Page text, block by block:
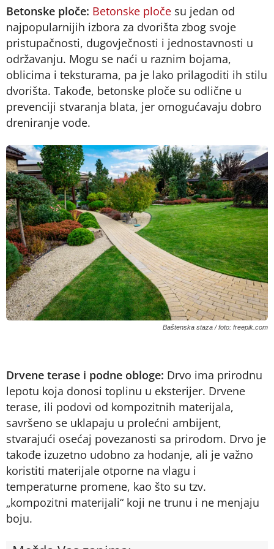
Betonske ploče: Betonske ploče su jedan od
najpopularnijih izbora za dvorišta zbog svoje
pristupačnosti, dugovječnosti i jednostavnosti u
održavanju. Mogu se naći u raznim bojama,
oblicima i teksturama, pa je lako prilagoditi ih stilu
dvorišta. Takođe, betonske ploče su odlične u
prevenciji stvaranja blata, jer omogućavaju dobro
dreniranje vode.
Baštenska staza / foto: freepik.com
Drvene terase i podne obloge: Drvo ima prirodnu
lepotu koja donosi toplinu u eksterijer. Drvene
terase, ili podovi od kompozitnih materijala,
savršeno se uklapaju u prolećni ambijent,
stvarajući osećaj povezanosti sa prirodom. Drvo je
takođe izuzetno udobno za hodanje, ali je važno
koristiti materijale otporne na vlagu i
temperaturne promene, kao što su tzv.
„kompozitni materijali“ koji ne trunu i ne menjaju
boju.